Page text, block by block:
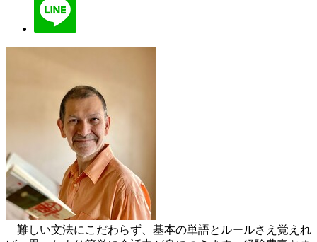
難しい文法にこだわらず、基本の単語とルールさえ覚えれ